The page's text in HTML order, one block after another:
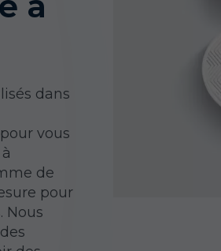
dans
pour vous
de
pour
Nous